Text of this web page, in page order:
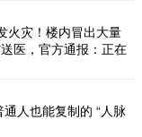
火灾！楼内冒出大量
医，官方通报：正在
人也能复制的 “人脉